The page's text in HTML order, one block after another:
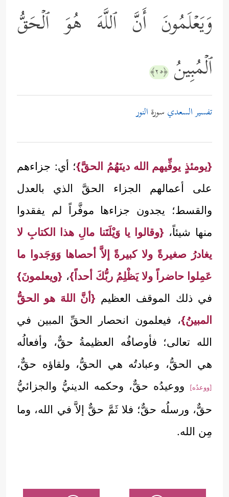
وَیَعۡلَمُونَ أَنَّ ٱللَّهَ هُوَ ٱلۡحَقُّ
ٱلۡمُبِینُ ﴿٢٥﴾
تفسير السعدي سورة النور
{يومئذٍ يوفِّيهم الله دينَهُمُ الحقَّ}؛ أي: جزاءهم
على أعمالهم الجزاء الحقَّ الذي بالعدل
والقسط؛ يجدون جزاءها موفَّراً لم يفقدوا
منها شيئاً، {وقالوا يا وَيْلَتَنا مالِ هذا الكتابِ لا
يغادرُ صغيرةً ولا كبيرةً إلاَّ أحصاها وَوَجَدوا ما
عَمِلوا حاضراً ولا يَظْلِمُ ربُّكَ أحداً}، {ويعلمونَ}
في ذلك الموقف العظيم {أنَّ اللهَ هو الحقُّ
المبينُ}، فيعلمون انحصار الحقِّ المبين في
الله تعالى؛ فأوصافُه العظيمةُ حقٌّ، وأفعالُه
هي الحقُّ، وعبادتُه هي الحقُّ، ولقاؤه حقٌّ،
[ووعدُه]
ووعيدُه حقٌّ، وحكمه الدينيُّ والجزائيُّ
حقٌّ، ورسلُه حقٌّ؛ فلا ثَمَّ حقٌّ إلاَّ في الله، وما
مِن الله.